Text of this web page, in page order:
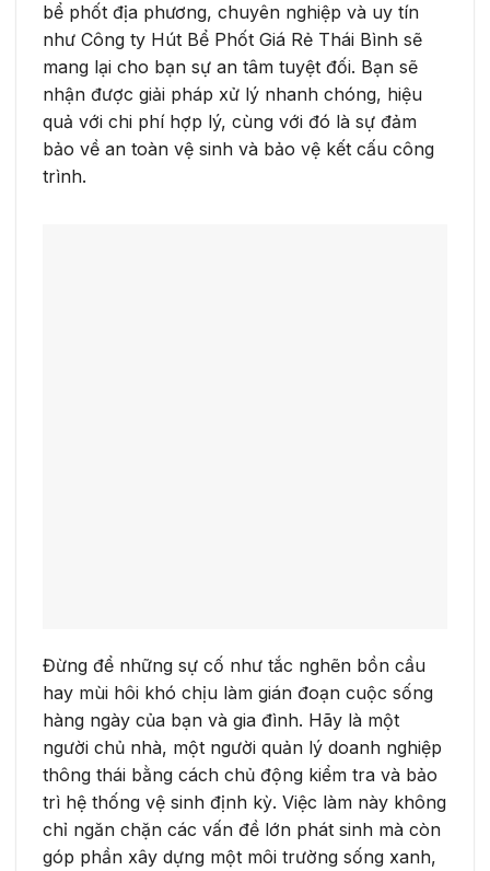
bể phốt địa phương, chuyên nghiệp và uy tín
như Công ty Hút Bể Phốt Giá Rẻ Thái Bình sẽ
mang lại cho bạn sự an tâm tuyệt đối. Bạn sẽ
nhận được giải pháp xử lý nhanh chóng, hiệu
quả với chi phí hợp lý, cùng với đó là sự đảm
bảo về an toàn vệ sinh và bảo vệ kết cấu công
trình.
Đừng để những sự cố như tắc nghẽn bồn cầu
hay mùi hôi khó chịu làm gián đoạn cuộc sống
hàng ngày của bạn và gia đình. Hãy là một
người chủ nhà, một người quản lý doanh nghiệp
thông thái bằng cách chủ động kiểm tra và bảo
trì hệ thống vệ sinh định kỳ. Việc làm này không
chỉ ngăn chặn các vấn đề lớn phát sinh mà còn
góp phần xây dựng một môi trường sống xanh,